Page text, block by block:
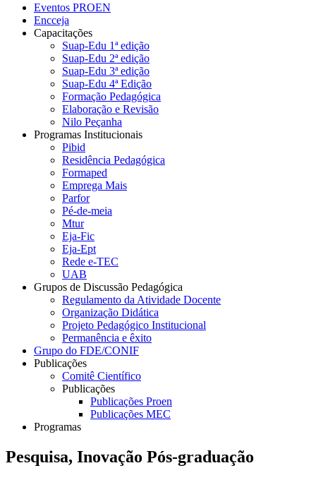
Eventos PROEN
Encceja
Capacitações
Suap-Edu 1ª edição
Suap-Edu 2ª edição
Suap-Edu 3ª edição
Suap-Edu 4ª Edição
Formação Pedagógica
Elaboração e Revisão
Nilo Peçanha
Programas Institucionais
Pibid
Residência Pedagógica
Formaped
Emprega Mais
Parfor
Pé-de-meia
Mtur
Eja-Fic
Eja-Ept
Rede e-TEC
UAB
Grupos de Discussão Pedagógica
Regulamento da Atividade Docente
Organização Didática
Projeto Pedagógico Institucional
Permanência e êxito
Grupo do FDE/CONIF
Publicações
Comitê Científico
Publicações
Publicações Proen
Publicações MEC
Programas
Pesquisa, Inovação Pós-graduação